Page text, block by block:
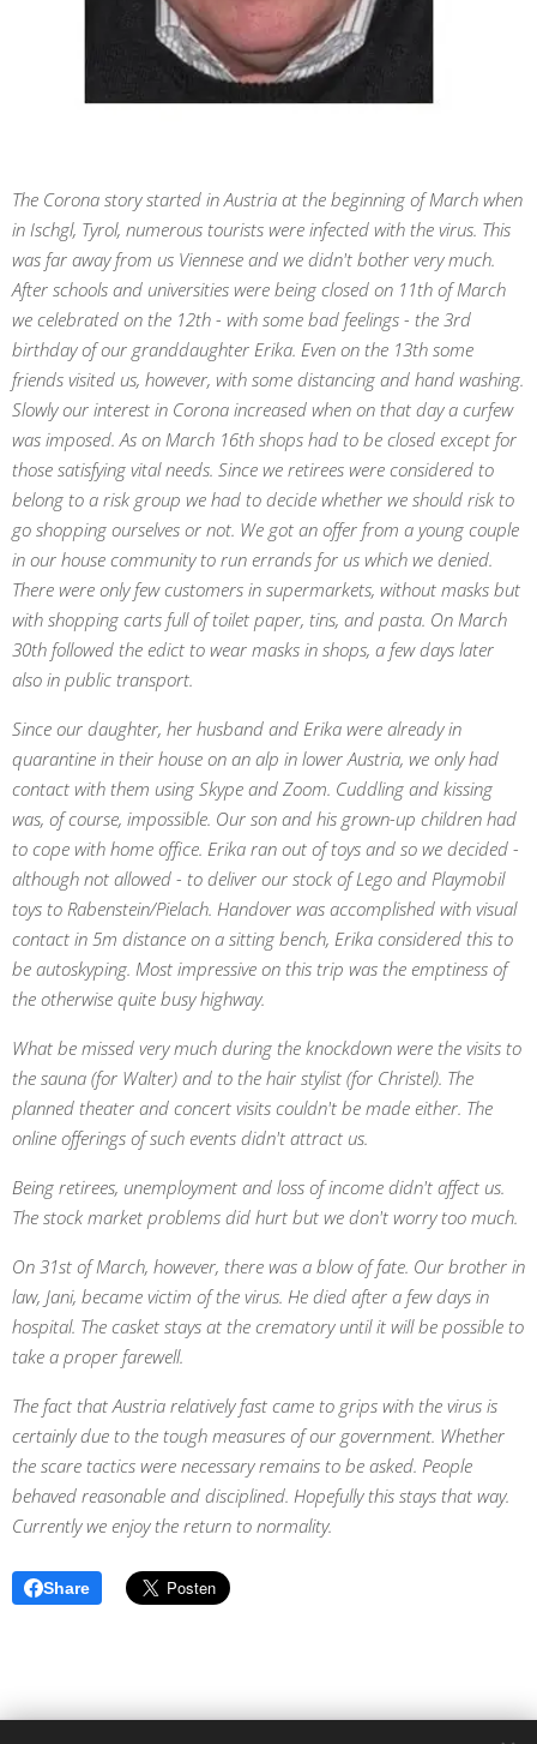
The Corona story started in Austria at the beginning of March when
in Ischgl, Tyrol, numerous tourists were infected with the virus. This
was far away from us Viennese and we didn't bother very much.
After schools and universities were being closed on 11th of March
we celebrated on the 12th - with some bad feelings - the 3rd
birthday of our granddaughter Erika. Even on the 13th some
friends visited us, however, with some distancing and hand washing.
Slowly our interest in Corona increased when on that day a curfew
was imposed. As on March 16th shops had to be closed except for
those satisfying vital needs. Since we retirees were considered to
belong to a risk group we had to decide whether we should risk to
go shopping ourselves or not. We got an offer from a young couple
in our house community to run errands for us which we denied.
There were only few customers in supermarkets, without masks but
with shopping carts full of toilet paper, tins, and pasta. On March
30th followed the edict to wear masks in shops, a few days later
also in public transport.
Since our daughter, her husband and Erika were already in
quarantine in their house on an alp in lower Austria, we only had
contact with them using Skype and Zoom. Cuddling and kissing
was, of course, impossible. Our son and his grown-up children had
to cope with home office. Erika ran out of toys and so we decided -
although not allowed - to deliver our stock of Lego and Playmobil
toys to Rabenstein/Pielach. Handover was accomplished with visual
contact in 5m distance on a sitting bench, Erika considered this to
be autoskyping. Most impressive on this trip was the emptiness of
the otherwise quite busy highway.
What be missed very much during the knockdown were the visits to
the sauna (for Walter) and to the hair stylist (for Christel). The
planned theater and concert visits couldn't be made either. The
online offerings of such events didn't attract us.
Being retirees, unemployment and loss of income didn't affect us.
The stock market problems did hurt but we don't worry too much.
On 31st of March, however, there was a blow of fate. Our brother in
law, Jani, became victim of the virus. He died after a few days in
hospital. The casket stays at the crematory until it will be possible to
take a proper farewell.
The fact that Austria relatively fast came to grips with the virus is
certainly due to the tough measures of our government. Whether
the scare tactics were necessary remains to be asked. People
behaved reasonable and disciplined. Hopefully this stays that way.
Currently we enjoy the return to normality.
Share